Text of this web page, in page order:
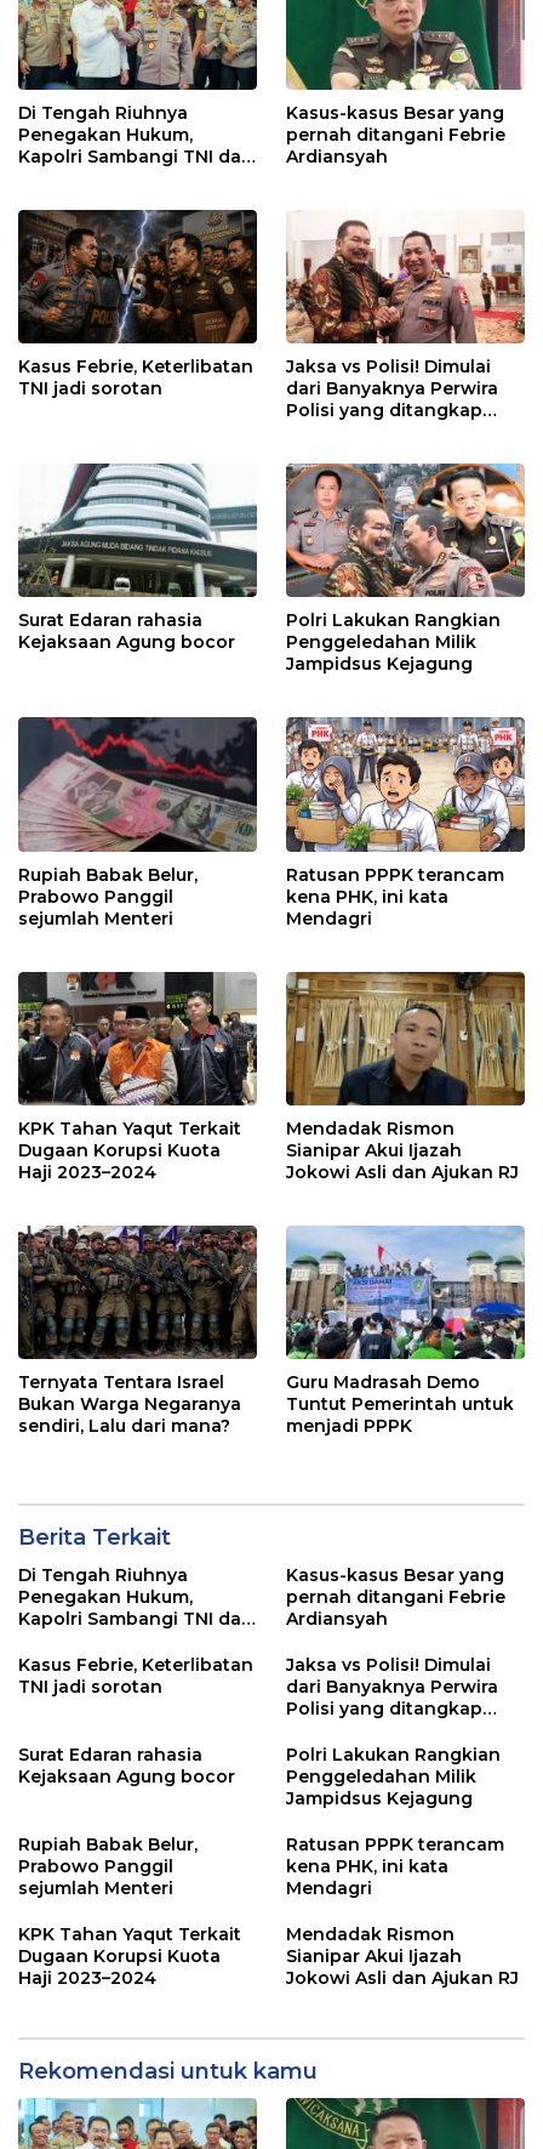
Di Tengah Riuhnya
Penegakan Hukum,
Kapolri Sambangi TNI dan
Kasus-kasus Besar yang
pernah ditangani Febrie
Ardiansyah
Kasus Febrie, Keterlibatan
TNI jadi sorotan
Jaksa vs Polisi! Dimulai
dari Banyaknya Perwira
Polisi yang ditangkap
Surat Edaran rahasia
Kejaksaan Agung bocor
Polri Lakukan Rangkian
Penggeledahan Milik
Jampidsus Kejagung
Rupiah Babak Belur,
Prabowo Panggil
sejumlah Menteri
Ratusan PPPK terancam
kena PHK, ini kata
Mendagri
KPK Tahan Yaqut Terkait
Dugaan Korupsi Kuota
Haji 2023–2024
Mendadak Rismon
Sianipar Akui Ijazah
Jokowi Asli dan Ajukan RJ
Ternyata Tentara Israel
Bukan Warga Negaranya
sendiri, Lalu dari mana?
Guru Madrasah Demo
Tuntut Pemerintah untuk
menjadi PPPK
Berita Terkait
Di Tengah Riuhnya
Penegakan Hukum,
Kapolri Sambangi TNI dan
Kasus-kasus Besar yang
pernah ditangani Febrie
Ardiansyah
Kasus Febrie, Keterlibatan
TNI jadi sorotan
Jaksa vs Polisi! Dimulai
dari Banyaknya Perwira
Polisi yang ditangkap
MBG?
Surat Edaran rahasia
Kejaksaan Agung bocor
Polri Lakukan Rangkian
Penggeledahan Milik
Jampidsus Kejagung
Rupiah Babak Belur,
Prabowo Panggil
sejumlah Menteri
Ratusan PPPK terancam
kena PHK, ini kata
Mendagri
KPK Tahan Yaqut Terkait
Dugaan Korupsi Kuota
Haji 2023–2024
Mendadak Rismon
Sianipar Akui Ijazah
Jokowi Asli dan Ajukan RJ
Rekomendasi untuk kamu